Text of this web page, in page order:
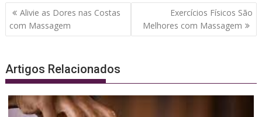
Navegação
de
Post
Alivie as Dores nas Costas
com Massagem
Exercícios Físicos São
Melhores com Massagem
Artigos Relacionados